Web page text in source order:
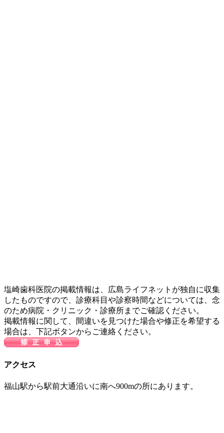
塩崎歯科医院の掲載情報は、広島ライフネットが独自に収集
したものですので、診療科目や診察時間などについては、念
のため病院・クリニック・診療所までご確認ください。
掲載情報に関して、間違いを見つけた場合や修正を希望する
場合は、下記ボタンからご連絡ください。
アクセス
福山駅から駅前大通沿いに南へ900mの所にあります。